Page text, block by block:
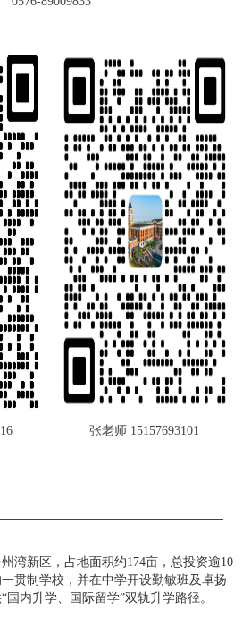
张老师 15157693101
湾新区，占地面积约174亩，总投资逾10
贯制学校，并在中学开设勤敏班及卓扬
内升学、国际留学”双轨升学路径。